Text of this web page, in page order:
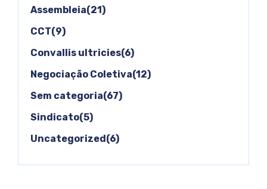
Assembleia(21)
CCT(9)
Convallis ultricies(6)
Negociação Coletiva(12)
Sem categoria(67)
Sindicato(5)
Uncategorized(6)